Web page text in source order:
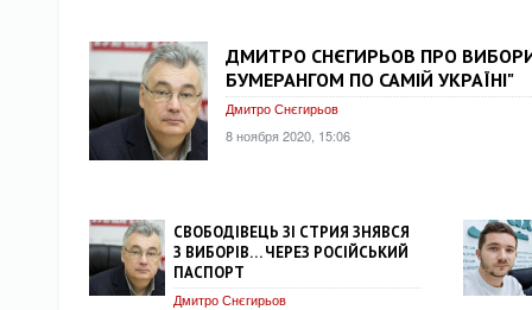
ДМИТРО СНЄГИРЬОВ ПРО
БУМЕРАНГОМ ПО САМІЙ УКРАЇНІ"
Дмитро Снєгирьов
8 ноября 2020, 15:06
СВОБОДІВЕЦЬ ЗІ СТРИЯ ЗНЯВСЯ
З ВИБОРІВ… ЧЕРЕЗ РОСІЙСЬКИЙ
ПАСПОРТ
Дмитро Снєгирьов